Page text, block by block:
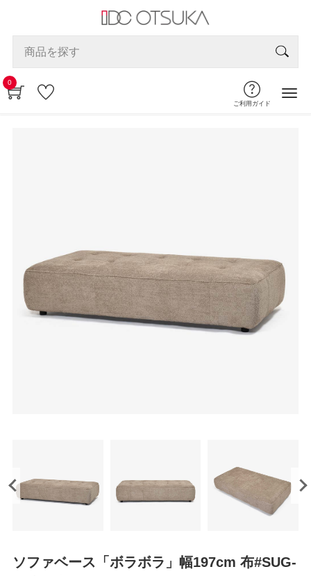
0
ご利用ガイド
ソファベース「ボラボラ」幅197cm 布#SUG-